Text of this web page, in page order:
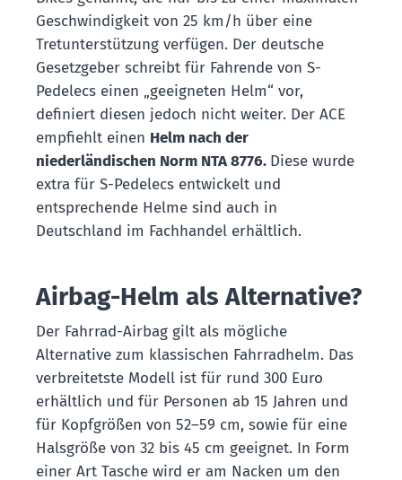
Geschwindigkeit von 25 km/h über eine
Tretunterstützung verfügen. Der deutsche
Gesetzgeber schreibt für Fahrende von S-
Pedelecs einen „geeigneten Helm“ vor,
definiert diesen jedoch nicht weiter. Der ACE
empfiehlt einen Helm nach der
niederländischen Norm NTA 8776. Diese wurde
extra für S-Pedelecs entwickelt und
entsprechende Helme sind auch in
Deutschland im Fachhandel erhältlich.
Airbag-Helm als Alternative?
Der Fahrrad-Airbag gilt als mögliche
Alternative zum klassischen Fahrradhelm. Das
verbreitetste Modell ist für rund 300 Euro
erhältlich und für Personen ab 15 Jahren und
für Kopfgrößen von 52–59 cm, sowie für eine
Halsgröße von 32 bis 45 cm geeignet. In Form
einer Art Tasche wird er am Nacken um den